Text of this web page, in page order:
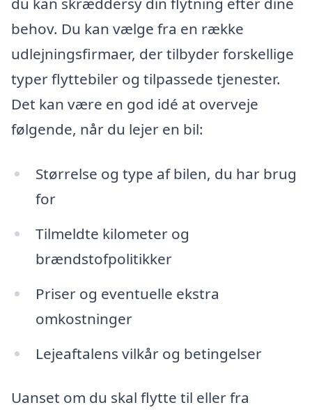
behov. Du kan vælge fra en række
udlejningsfirmaer, der tilbyder forskellige
typer flyttebiler og tilpassede tjenester.
Det kan være en god idé at overveje
følgende, når du lejer en bil:
Størrelse og type af bilen, du har brug
for
Tilmeldte kilometer og
brændstofpolitikker
Priser og eventuelle ekstra
omkostninger
Lejeaftalens vilkår og betingelser
Uanset om du skal flytte til eller fra